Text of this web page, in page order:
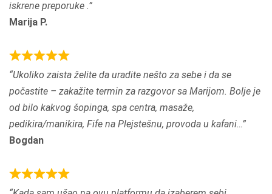
0
o
t
o
f
5
iskrene preporuke .
Marija P.
R
a
t
e
d
5
0
Ukoliko zaista želite da uradite nešto za sebe i da se
počastite – zakažite termin za razgovor sa Marijom. Bolje je
od bilo kakvog šopinga, spa centra, masaže,
pedikira/manikira, Fife na Plejstešnu, provoda u kafani…
Bogdan
R